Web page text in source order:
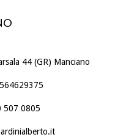
44 (GR) Manciano
507 0805